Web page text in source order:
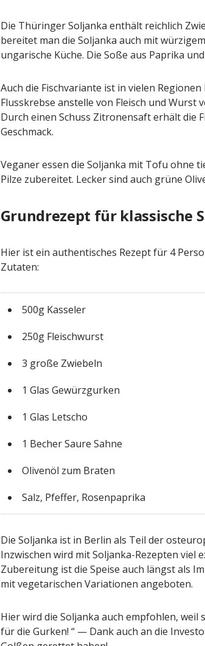
Die Thüringer Soljanka enthält reichlich
bereitet man die Soljanka auch mit
ungarische Küche. Die Soße aus Paprika
Auch die Fischvariante ist in vielen
Flusskrebse anstelle von Fleisch und Wurst
Durch einen Schuss Zitronensaft erhält die
Geschmack.
Veganer essen die Soljanka mit Tofu ohne
Pilze zubereitet. Lecker sind auch grüne
Grundrezept für klassische
Hier ist ein authentisches Rezept für 4
Zutaten:
500g Kasseler
250g Fleischwurst
3 große Zwiebeln
1 Glas Gewürzgurken
1 Glas Letscho
1 Becher Saure Sahne
Olivenöl zum Braten
Salz, Pfeffer, Rosenpaprika
Die Soljanka ist in Berlin als Teil der
Inzwischen wird mit Soljanka-Rezepten viel
Zubereitung ist die Speise auch längst als
mit vegetarischen Variationen angeboten.
Hier wird die Soljanka auch empfohlen, weil
für die Gurken! “ — Dank auch an die